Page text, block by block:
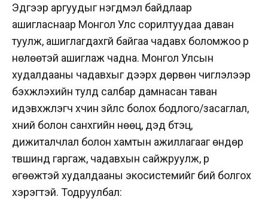
Эдгээр аргуудыг нэгдмэл байдлаар
ашигласнаар Монгол Улс сорилтуудаа даван
туулж, ашиглагдахгүй байгаа чадавх боломжоо үр
нөлөөтэй ашиглаж чадна. Монгол Улсын
худалдааны чадавхыг дээрх дөрвөн чиглэлээр
бэхжүүлэхийн тулд салбар дамнасан таван
идэвхжүүлэгч хүчин зүйлс болох бодлого/засаглал,
хүний болон санхүүгийн нөөц, дэд бүтэц,
дижиталчлал болон хамтын ажиллагааг өндөр
түвшинд гаргаж, чадавхын сайжруулж, үр
өгөөжтэй худалдааны экосистемийг бий болгох
хэрэгтэй. Тодруулбал: